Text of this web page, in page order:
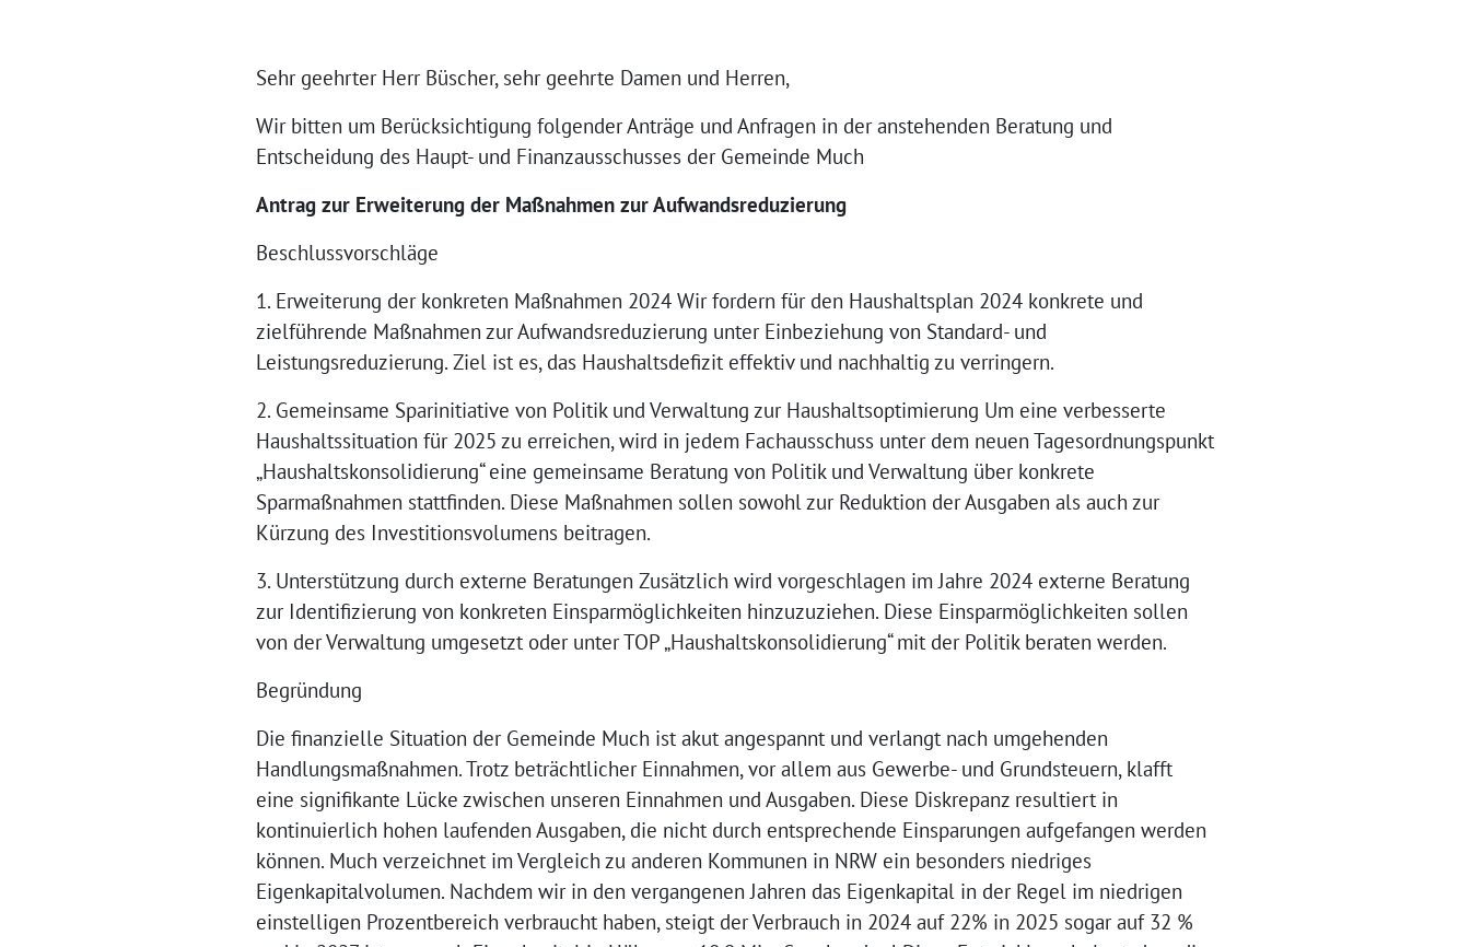
Sehr geehrter Herr Büscher, sehr geehrte Damen und Herren,
Wir bitten um Berücksichtigung folgender Anträge und Anfragen in der anstehenden Beratung und
Entscheidung des Haupt- und Finanzausschusses der Gemeinde Much
Antrag zur Erweiterung der Maßnahmen zur Aufwandsreduzierung
Beschlussvorschläge
1. Erweiterung der konkreten Maßnahmen 2024 Wir fordern für den Haushaltsplan 2024 konkrete und
zielführende Maßnahmen zur Aufwandsreduzierung unter Einbeziehung von Standard- und
Leistungsreduzierung. Ziel ist es, das Haushaltsdefizit effektiv und nachhaltig zu verringern.
2. Gemeinsame Sparinitiative von Politik und Verwaltung zur Haushaltsoptimierung Um eine verbesserte
Haushaltssituation für 2025 zu erreichen, wird in jedem Fachausschuss unter dem neuen Tagesordnungspunkt
„Haushaltskonsolidierung“ eine gemeinsame Beratung von Politik und Verwaltung über konkrete
Sparmaßnahmen stattfinden. Diese Maßnahmen sollen sowohl zur Reduktion der Ausgaben als auch zur
Kürzung des Investitionsvolumens beitragen.
3. Unterstützung durch externe Beratungen Zusätzlich wird vorgeschlagen im Jahre 2024 externe Beratung
zur Identifizierung von konkreten Einsparmöglichkeiten hinzuzuziehen. Diese Einsparmöglichkeiten sollen
von der Verwaltung umgesetzt oder unter TOP „Haushaltskonsolidierung“ mit der Politik beraten werden.
Begründung
Die finanzielle Situation der Gemeinde Much ist akut angespannt und verlangt nach umgehenden
Handlungsmaßnahmen. Trotz beträchtlicher Einnahmen, vor allem aus Gewerbe- und Grundsteuern, klafft
eine signifikante Lücke zwischen unseren Einnahmen und Ausgaben. Diese Diskrepanz resultiert in
kontinuierlich hohen laufenden Ausgaben, die nicht durch entsprechende Einsparungen aufgefangen werden
können. Much verzeichnet im Vergleich zu anderen Kommunen in NRW ein besonders niedriges
Eigenkapitalvolumen. Nachdem wir in den vergangenen Jahren das Eigenkapital in der Regel im niedrigen
einstelligen Prozentbereich verbraucht haben, steigt der Verbrauch in 2024 auf 22% in 2025 sogar auf 32 %